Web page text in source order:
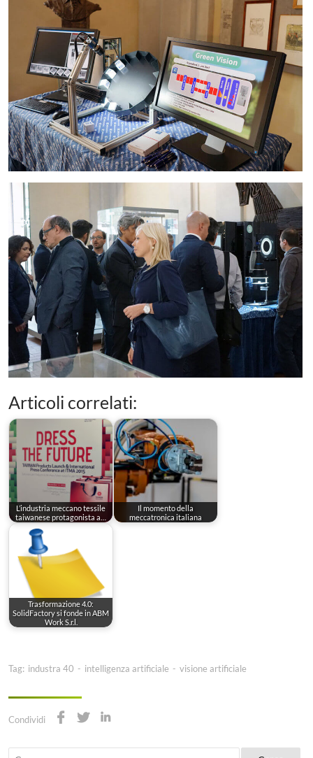
Articoli correlati:
L’industria meccano tessile
taiwanese protagonista a…
Il momento della
meccatronica italiana
Trasformazione 4.0:
SolidFactory si fonde in ABM
Work S.r.l.
Tag: industra 40 - intelligenza artificiale - visione artificiale
Condividi